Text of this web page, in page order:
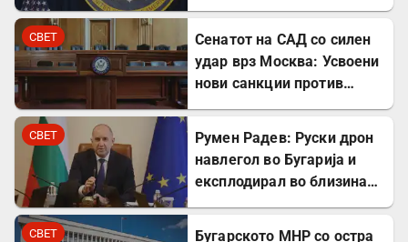
СВЕТ
Сенатот на САД со силен
удар врз Москва: Усвоени
нови санкции против
СВЕТ
Румен Радев: Руски дрон
навлегол во Бугарија и
експлодирал во близина
СВЕТ
Бугарското МНР со остра